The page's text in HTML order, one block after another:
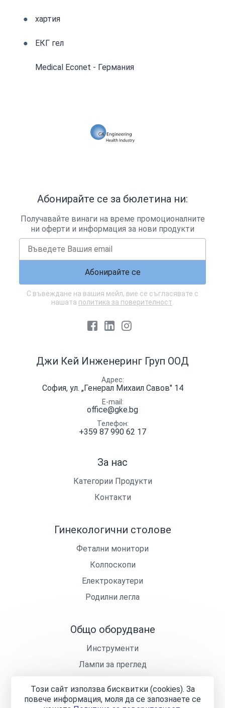
хартия
ЕКГ гел
Medical Econet - Германия
За нас
Категории Продукти
Контакти
Гинекологични столове
Фетални монитори
Колпоскопи
Електрокаутери
Родилни легла
Общо оборудване
Инструменти
Лампи за преглед
Лекарски столчета
Джи Кей Инженеринг Груп ООД
Адрес
София, ул. „Генерал Михаил Савов" 14
E-mail
office@gke.bg
Телефон
+359 87 990 62 17
Абонирайте се за бюлетина ни:
Получавайте винаги на време промоционалните
ни оферти и информация за нови продукти
Абонирайте се
С въвеждане на вашия мейл, вие се съгласявате с
нашата политика за поверителност.
Facebook
LinkedIn
Този сайт използва бисквитки (cookies). За
повече информация, моля да се запознаете се